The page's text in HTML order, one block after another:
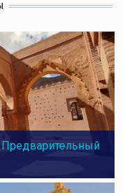
Предварительный